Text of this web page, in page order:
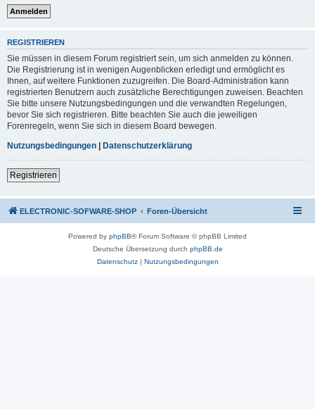
REGISTRIEREN
Sie müssen in diesem Forum registriert sein, um sich anmelden zu können.
Die Registrierung ist in wenigen Augenblicken erledigt und ermöglicht es
Ihnen, auf weitere Funktionen zuzugreifen. Die Board-Administration kann
registrierten Benutzern auch zusätzliche Berechtigungen zuweisen. Beachten
Sie bitte unsere Nutzungsbedingungen und die verwandten Regelungen,
bevor Sie sich registrieren. Bitte beachten Sie auch die jeweiligen
Forenregeln, wenn Sie sich in diesem Board bewegen.
Nutzungsbedingungen
Datenschutzerklärung
Registrieren
ELECTRONIC-SOFWARE-SHOP Foren-Übersicht
Powered by phpBB® Forum Software © phpBB Limited
Deutsche Übersetzung durch phpBB.de
Datenschutz| Nutzungsbedingungen